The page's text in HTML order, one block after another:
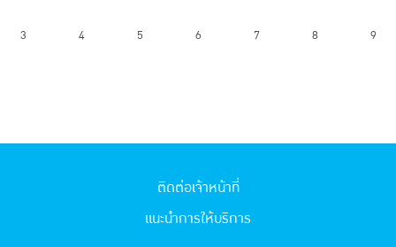
3 4 5 6 7 8 9
ติดต่อเจ้าหน้าที่
แนะนำการให้บริการ